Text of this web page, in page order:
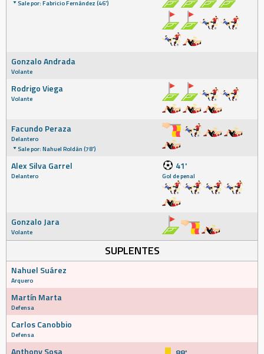
Sale por: Fabricio Fernández (46')
Gonzalo Andrada
Volante
Rodrigo Viega
Volante
Facundo Peraza
Delantero
Sale por: Nahuel Roldán (78')
Alex Silva Garrel
Delantero
41'
Gol de penal
Gonzalo Jara
Volante
SUPLENTES
Nahuel Suárez
Arquero
Martín Marta
Defensa
Carlos Canobbio
Defensa
Anthony Sosa